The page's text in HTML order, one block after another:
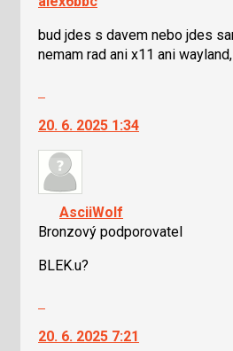
bud jdes s davem nebo jdes
nemam rad ani x11 ani
další
nový
názor.
navigaci
lze
použít
i
následující
20. 6. 2025 1:34
AsciiWolf
Bronzový podporovatel
BLEK.u?
další
20. 6. 2025 7:21